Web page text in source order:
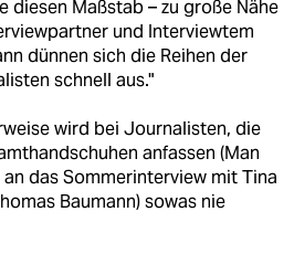
diesen Maßstab – zu große Nähe
und Interviewtem
dünnen sich die Reihen der
schnell aus."
wird bei Journalisten, die
anfassen (Man
das Sommerinterview mit Tina
Baumann) sowas nie